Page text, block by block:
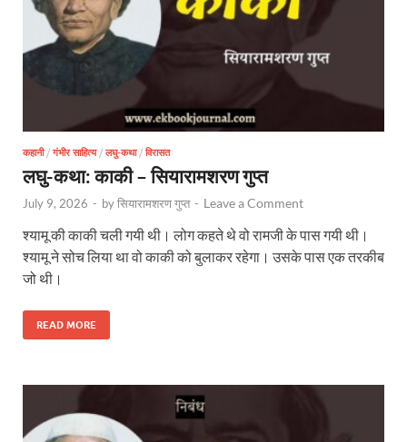
कहानी/ गंभीर साहित्य/ लघु-कथा/ विरासत
लघु-कथा: काकी – सियारामशरण गुप्त
July 9, 2026 - byसियारामशरण गुप्त - Leave a Comment
श्यामू की काकी चली गयी थी। लोग कहते थे वो रामजी के पास गयी थी।
श्यामू ने सोच लिया था वो काकी को बुलाकर रहेगा। उसके पास एक तरकीब
जो थी।
READ MORE